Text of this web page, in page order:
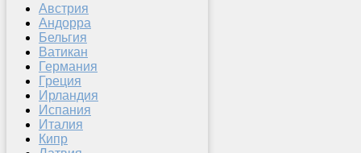
Австрия
Андорра
Бельгия
Ватикан
Германия
Греция
Ирландия
Испания
Италия
Кипр